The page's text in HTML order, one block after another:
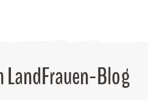
LandFrauen-Blog